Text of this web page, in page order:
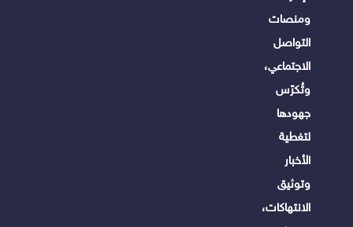
ومنصات
التواصل
الاجتماعي،
وتُكرّس
جهودها
لتغطية
الأخبار
وتوثيق
الانتهاكات،